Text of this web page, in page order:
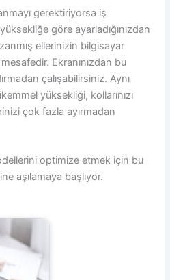
gerektiriyorsa iş
göre ayarladığınızdan
ellerinizin bilgisayar
Ekranınızdan bu
çalışabilirsiniz. Aynı
yüksekliği, kollarınızı
çok fazla ayırmadan
optimize etmek için bu
aşılamaya başlıyor.